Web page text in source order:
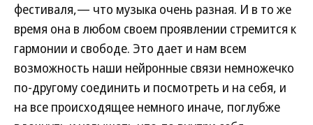
фестиваля,— что музыка очень разная. И в то же
время она в любом своем проявлении стремится к
гармонии и свободе. Это дает и нам всем
возможность наши нейронные связи немножечко
по-другому соединить и посмотреть и на себя, и
на все происходящее немного иначе, поглубже